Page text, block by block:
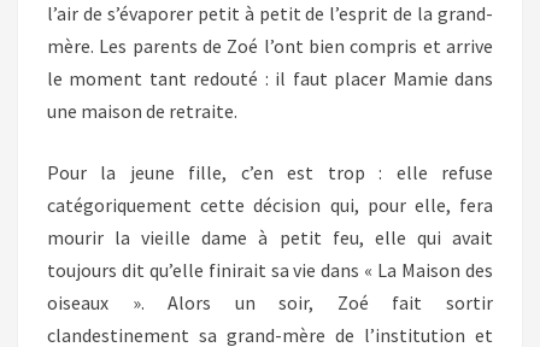
l’air de s’évaporer petit à petit de l’esprit de la grand-
mère. Les parents de Zoé l’ont bien compris et arrive
le moment tant redouté : il faut placer Mamie dans
une maison de retraite.
Pour la jeune fille, c’en est trop : elle refuse
catégoriquement cette décision qui, pour elle, fera
mourir la vieille dame à petit feu, elle qui avait
toujours dit qu’elle finirait sa vie dans « La Maison des
oiseaux ». Alors un soir, Zoé fait sortir
clandestinement sa grand-mère de l’institution et